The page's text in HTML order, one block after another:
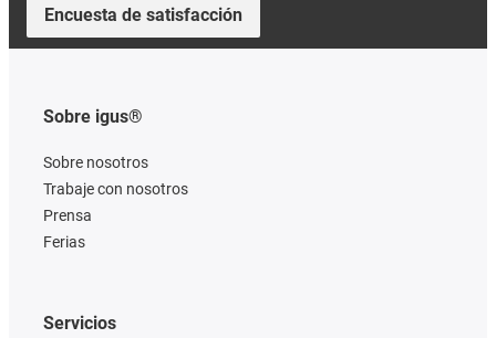
Encuesta de satisfacción
Sobre igus®
Sobre nosotros
Trabaje con nosotros
Prensa
Ferias
Servicios